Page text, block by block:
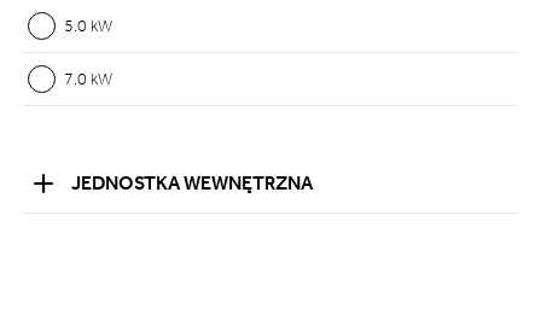
5.0 kW
7.0 kW
JEDNOSTKA WEWNĘTRZNA